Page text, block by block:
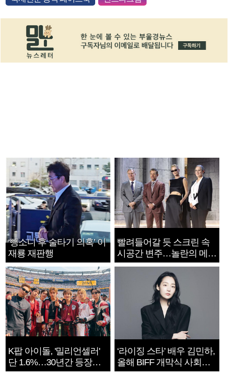
‘뺑소니 후 술타기 의혹’ 이
재룡 재판행
빨려들어갈 듯 스크린 속
시공간 변주…놀란의 메시
지는 ‘전쟁 속죄’
K팝 아이돌, '밀리언셀러'
단 1.6%…30년간 등장
1182개팀 전수조사
‘라이징 스타’ 배우 김민하,
올해 BIFF 개막식 사회자
확정